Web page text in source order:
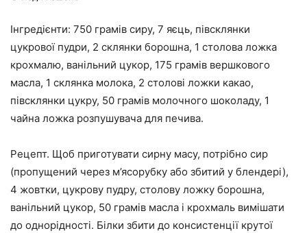
Інгредієнти: 750 грамів сиру, 7 яєць, півсклянки
цукрової пудри, 2 склянки борошна, 1 столова ложка
крохмалю, ванільний цукор, 175 грамів вершкового
масла, 1 склянка молока, 2 столові ложки какао,
півсклянки цукру, 50 грамів молочного шоколаду, 1
чайна ложка розпушувача для печива.
Рецепт. Щоб приготувати сирну масу, потрібно сир
(пропущений через м’ясорубку або збитий у блендері),
4 жовтки, цукрову пудру, столову ложку борошна,
ванільний цукор, 50 грамів масла і крохмаль вимішати
до однорідності. Білки збити до консистенції крутої